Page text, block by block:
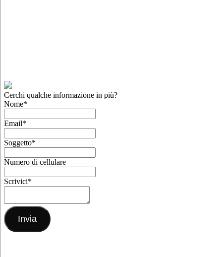
Cerchi qualche informazione in più?
Nome*
Email*
Soggetto*
Numero di cellulare
Scrivici*
Invia